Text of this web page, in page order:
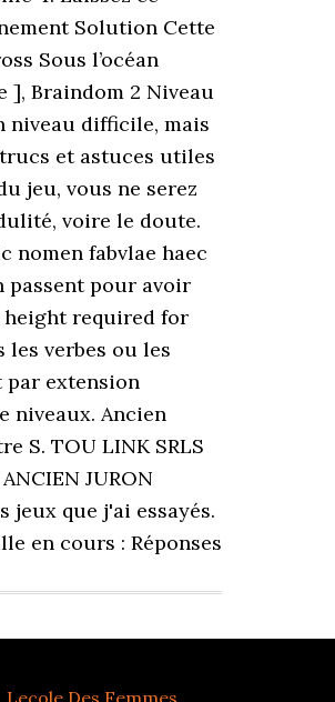
Lecole Des Femmes